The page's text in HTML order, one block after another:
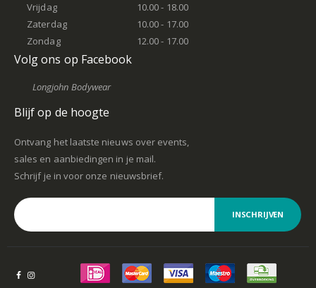
Vrijdag
10.00 - 18.00
Zaterdag
10.00 - 17.00
Zondag
12.00 - 17.00
Volg ons op Facebook
Longjohn Bodywear
Blijf op de hoogte
Ontvang het laatste nieuws over events,
sales en aanbiedingen in je mail.
Schrijf je in voor onze nieuwsbrief.
INSCHRIJVEN